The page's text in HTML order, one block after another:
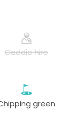
Caddie hire
green